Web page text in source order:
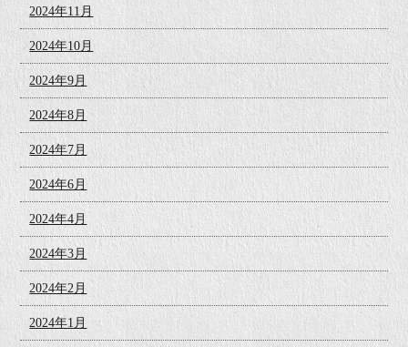
2024年11月
2024年10月
2024年9月
2024年8月
2024年7月
2024年6月
2024年4月
2024年3月
2024年2月
2024年1月